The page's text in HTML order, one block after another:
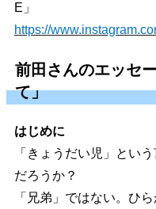
E」
https://
前田さんのエッセ
て」
はじめに
「きょうだい児」とい
だろうか？
「兄弟」ではない。ひ